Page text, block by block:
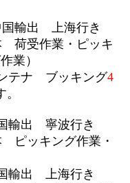
国輸出 上海行き
荷受作業 ・ ピッキ
業）
テナ ブッキング4
輸出 寧波行き
ピッキング作業 ・
輸出 上海行き